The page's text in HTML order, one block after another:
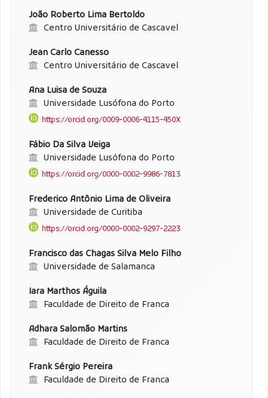
João Roberto Lima Bertoldo
Centro Universitário de Cascavel
Jean Carlo Canesso
Centro Universitário de Cascavel
Ana Luisa de Souza
Universidade Lusófona do Porto
https://orcid.org/0009-0006-4115-450X
Fábio Da Silva Veiga
Universidade Lusófona do Porto
https://orcid.org/0000-0002-9986-7813
Frederico Antônio Lima de Oliveira
Universidade de Curitiba
https://orcid.org/0000-0002-9297-2223
Francisco das Chagas Silva Melo Filho
Universidade de Salamanca
Iara Marthos Águila
Faculdade de Direito de Franca
Adhara Salomão Martins
Faculdade de Direito de Franca
Frank Sérgio Pereira
Faculdade de Direito de Franca